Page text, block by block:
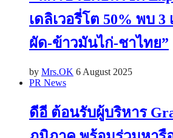
เดลิเวอรี่โต 50% พบ
ผัด-ข้าวมันไก่-ชาไทย”
by Mrs.OK 6 August 2025
PR News
ดีอี ต้อนรับผู้บริหาร